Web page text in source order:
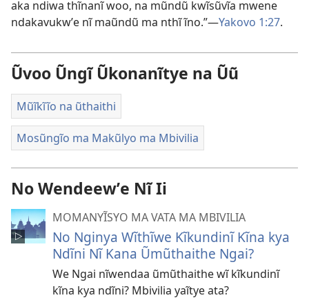
aka ndiwa thĩnanĩ woo, na mũndũ kwĩsũvĩa mwene
ndakavukwʼe nĩ maũndũ ma nthĩ ĩno.”—Yakovo 1:27.
Ũvoo Ũngĩ Ũkonanĩtye na Ũũ
Mũĩkĩĩo na ũthaithi
Mosũngĩo ma Makũlyo ma Mbivilia
No Wendeewʼe Nĩ Ii
MOMANYĨSYO MA VATA MA MBIVILIA
No Nginya Wĩthĩwe Kĩkundinĩ Kĩna kya
Ndĩni Nĩ Kana Ũmũthaithe Ngai?
We Ngai nĩwendaa ũmũthaithe wĩ kĩkundinĩ
kĩna kya ndĩni? Mbivilia yaĩtye ata?